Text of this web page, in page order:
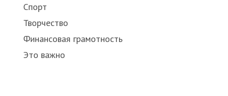
Спорт
Творчество
Финансовая грамотность
Это важно